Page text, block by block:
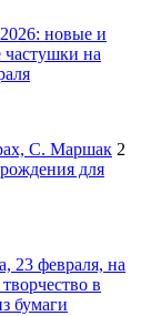
новые и
на
С. Маршак 2
для
23 февраля, на
в
бумаги